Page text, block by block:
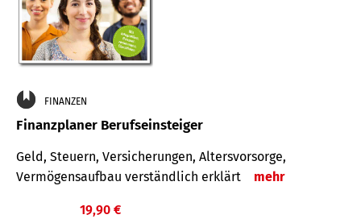
FINANZEN
Finanzplaner Berufseinsteiger
Geld, Steuern, Versicherungen, Altersvorsorge,
Vermögensaufbau verständlich erklärt
mehr
19,90 €